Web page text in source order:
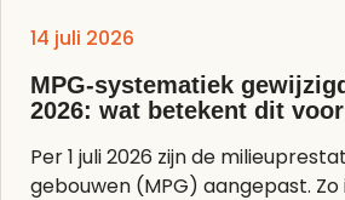
14 juli 2026
MPG-systematiek
2026: wat betekent dit
Per 1 juli 2026 zijn de
gebouwen (MPG) aangepast.